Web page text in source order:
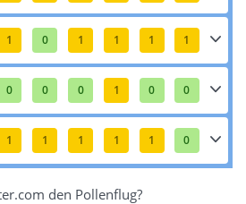
1 0 1 1 1 1
0 0 0 1 0 0
1 1 1 1 1 0
den Pollenflug?